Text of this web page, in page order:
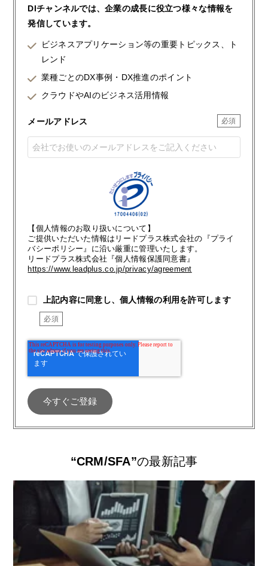
DIチャンネルでは、企業の成長に役立つ様々な情報を
発信しています。
ビジネスアプリケーション等の重要トピックス、ト
レンド
業種ごとのDX事例・DX推進のポイント
クラウドやAIのビジネス活用情報
メールアドレス
【個人情報のお取り扱いについて】
ご提供いただいた情報はリードプラス株式会社の『プライ
バシーポリシー』に沿い厳重に管理いたします。
リードプラス株式会社『個人情報保護同意書』
https://www.leadplus.co.jp/privacy/agreement
上記内容に同意し、個人情報の利用を許可します
“CRM/SFA”の最新記事